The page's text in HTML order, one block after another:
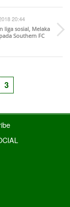
20:44
liga sosial, Melaka
Southern FC
3